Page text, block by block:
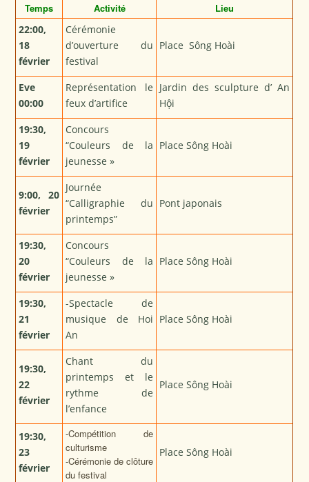
Temps
Activité
Lieu
22:00,
18
février
Cérémonie
d’ouverture du
festival
Place Sông Hoài
Eve
00:00
Représentation le
feux d’artifice
Jardin des sculpture d’ An
Hội
19:30,
19
février
Concours
“Couleurs de la
jeunesse »
Place Sông Hoài
9:00,
20
février
Journée
“Calligraphie du
printemps”
Pont japonais
19:30,
20
février
Concours
“Couleurs de la
jeunesse »
Place Sông Hoài
19:30,
21
février
-Spectacle de
musique de Hoi
An
Place Sông Hoài
19:30,
22
février
Chant du
printemps et le
rythme de
l’enfance
Place Sông Hoài
19:30,
23
février
-Compétition de
culturisme
-Cérémonie de clôture
du festival
Place Sông Hoài